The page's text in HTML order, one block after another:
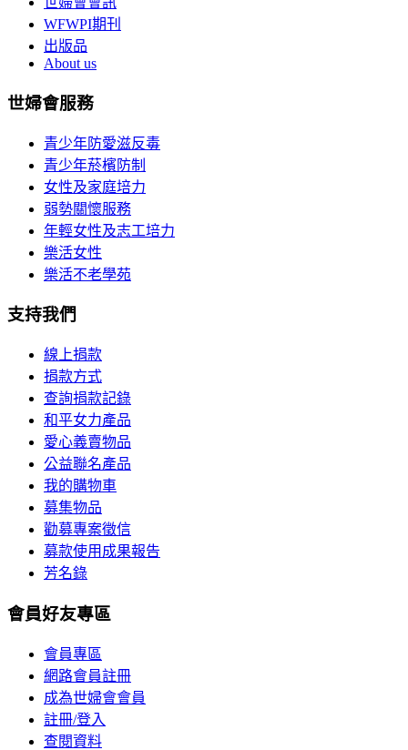
WFWPI期刊
出版品
About us
世婦會服務
青少年防愛滋反毒
青少年菸檳防制
女性及家庭培力
弱勢關懷服務
年輕女性及志工培力
樂活女性
樂活不老學苑
支持我們
線上捐款
捐款方式
查詢捐款記錄
和平女力產品
愛心義賣物品
公益聯名產品
我的購物車
募集物品
勸募專案徵信
募款使用成果報告
芳名錄
會員好友專區
會員專區
網路會員註冊
成為世婦會會員
註冊/登入
查閱資料